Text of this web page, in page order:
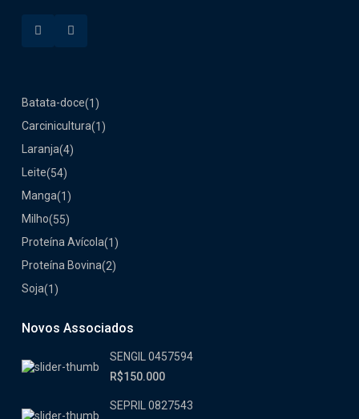
Batata-doce(1)
Carcinicultura(1)
Laranja(4)
Leite(54)
Manga(1)
Milho(55)
Proteína Avícola(1)
Proteína Bovina(2)
Soja(1)
Novos Associados
SENGIL 0457594
R$150.000
SEPRIL 0827543